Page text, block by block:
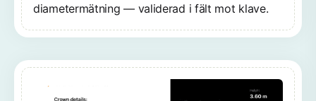
diametermätning — validerad i fält mot klave.